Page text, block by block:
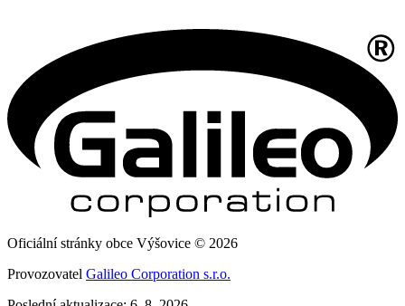
Oficiální stránky obce Výšovice © 2026
Provozovatel Galileo Corporation s.r.o.